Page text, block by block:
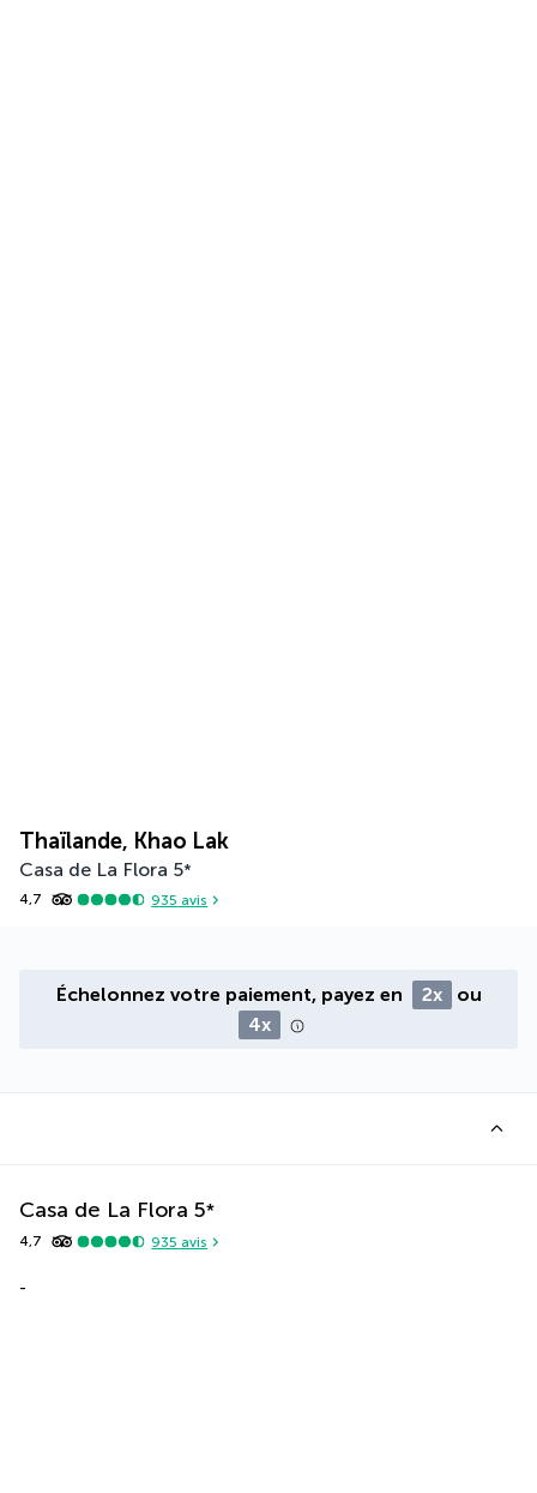
Thaïlande, Khao Lak
Casa de La Flora 5*
4,7 935 avis
Échelonnez votre paiement, payez en 2x
ou
4x
Casa de La Flora 5*
4,7 935 avis
-